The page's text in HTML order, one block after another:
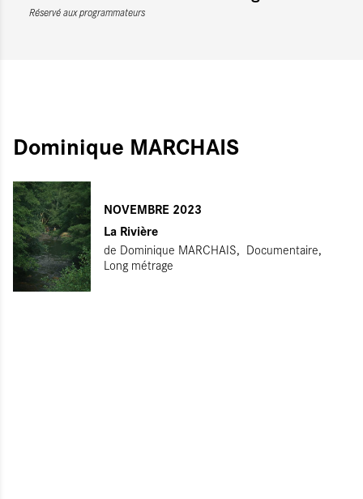
Réservé aux programmateurs
Dominique MARCHAIS
NOVEMBRE 2023
La Rivière
de Dominique MARCHAIS
Documentaire
Long métrage